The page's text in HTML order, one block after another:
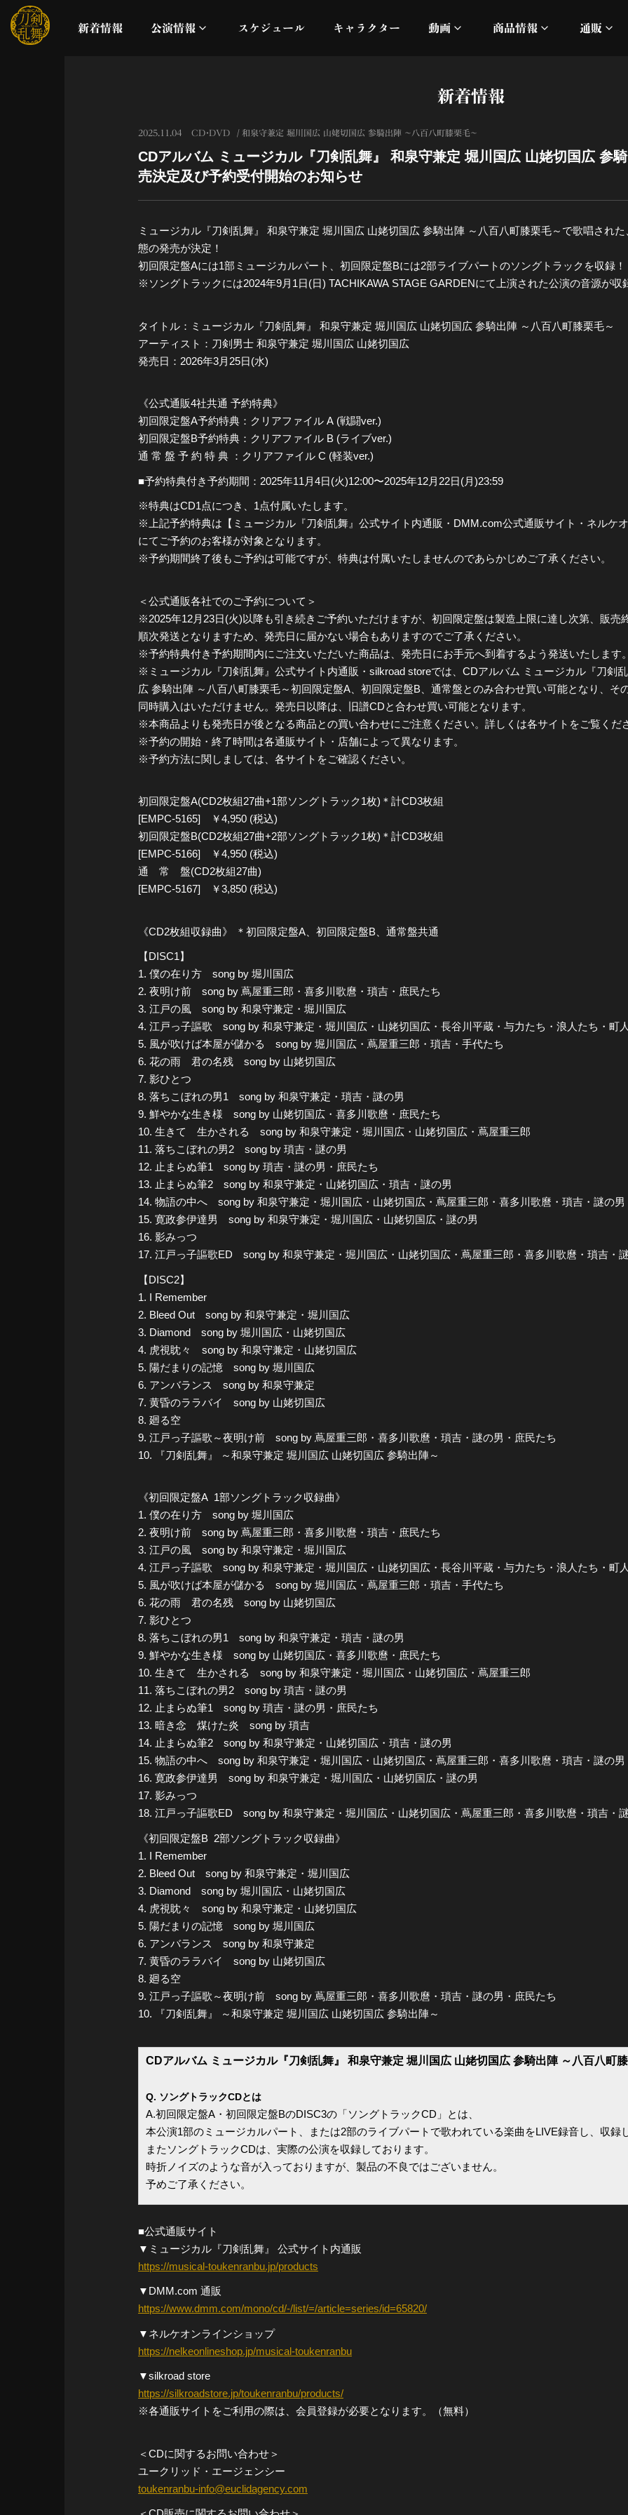
新着情報 公演情報
これまでの公演
ライブビューイング
公演に関するお知らせ
スケジュール キャラクター 動画
オフィシャルムービー
商品情報
加州清光 単騎出陣 極
通販
新着情報
2025.11.04 CD・DVD 和泉守兼定 堀川国広 山姥切国広 参騎出陣 ～八百八町膝栗毛～
CDアルバム ミュージカル『刀剣乱舞』 和泉守兼定 堀川国広 山姥切国広 参
売決定及び予約受付開始のお知らせ
ミュージカル『刀剣乱舞』 和泉守兼定 堀川国広 山姥切国広 参騎出陣 ～八百八町膝栗毛～で歌唱され
態の発売が決定！
初回限定盤Aには1部ミュージカルパート、初回限定盤Bには2部ライブパートのソングトラックを収録！
※ソングトラックには2024年9月1日(日) TACHIKAWA STAGE GARDENにて上演された公演の音源が収
タイトル：ミュージカル『刀剣乱舞』 和泉守兼定 堀川国広 山姥切国広 参騎出陣 ～八百八町膝栗毛～
アーティスト：刀剣男士 和泉守兼定 堀川国広 山姥切国広
発売日：2026年3月25日(水)
《公式通販4社共通 予約特典》
初回限定盤A予約特典：クリアファイル A (戦闘ver.)
初回限定盤B予約特典：クリアファイル B (ライブver.)
通 常 盤 予 約 特 典 ：クリアファイル C (軽装ver.)
■予約特典付き予約期間：2025年11月4日(火)12:00〜2025年12月22日(月)23:59
※特典はCD1点につき、1点付属いたします。
※上記予約特典は【ミュージカル『刀剣乱舞』公式サイト内通販・DMM.com公式通販サイト・ネルケ
にてご予約のお客様が対象となります。
※予約期間終了後もご予約は可能ですが、特典は付属いたしませんのであらかじめご了承ください。
＜公式通販各社でのご予約について＞
※2025年12月23日(火)以降も引き続きご予約いただけますが、初回限定盤は製造上限に達し次第、販売
順次発送となりますため、発売日に届かない場合もありますのでご了承ください。
※予約特典付き予約期間内にご注文いただいた商品は、発売日にお手元へ到着するよう発送いたします
※ミュージカル『刀剣乱舞』公式サイト内通販・silkroad storeでは、CDアルバム ミュージカル『刀剣
広 参騎出陣 ～八百八町膝栗毛～初回限定盤A、初回限定盤B、通常盤とのみ合わせ買い可能となり、そ
同時購入はいただけません。発売日以降は、旧譜CDと合わせ買い可能となります。
※本商品よりも発売日が後となる商品との買い合わせにご注意ください。詳しくは各サイトをご覧くだ
※予約の開始・終了時間は各通販サイト・店舗によって異なります。
※予約方法に関しましては、各サイトをご確認ください。
初回限定盤A(CD2枚組27曲+1部ソングトラック1枚)＊計CD3枚組
[EMPC-5165] ￥4,950 (税込)
初回限定盤B(CD2枚組27曲+2部ソングトラック1枚)＊計CD3枚組
[EMPC-5166] ￥4,950 (税込)
通 常 盤(CD2枚組27曲)
[EMPC-5167] ￥3,850 (税込)
《CD2枚組収録曲》 ＊初回限定盤A、初回限定盤B、通常盤共通
【DISC1】
1. 僕の在り方 song by 堀川国広
2. 夜明け前 song by 蔦屋重三郎・喜多川歌麿・瑣吉・庶民たち
3. 江戸の風 song by 和泉守兼定・堀川国広
4. 江戸っ子謳歌 song by 和泉守兼定・堀川国広・山姥切国広・長谷川平蔵・与力たち・浪人たち・町
5. 風が吹けば本屋が儲かる song by 堀川国広・蔦屋重三郎・瑣吉・手代たち
6. 花の雨 君の名残 song by 山姥切国広
7. 影ひとつ
8. 落ちこぼれの男1 song by 和泉守兼定・瑣吉・謎の男
9. 鮮やかな生き様 song by 山姥切国広・喜多川歌麿・庶民たち
10. 生きて 生かされる song by 和泉守兼定・堀川国広・山姥切国広・蔦屋重三郎
11. 落ちこぼれの男2 song by 瑣吉・謎の男
12. 止まらぬ筆1 song by 瑣吉・謎の男・庶民たち
13. 止まらぬ筆2 song by 和泉守兼定・山姥切国広・瑣吉・謎の男
14. 物語の中へ song by 和泉守兼定・堀川国広・山姥切国広・蔦屋重三郎・喜多川歌麿・瑣吉・謎の男
15. 寛政参伊達男 song by 和泉守兼定・堀川国広・山姥切国広・謎の男
16. 影みっつ
17. 江戸っ子謳歌ED song by 和泉守兼定・堀川国広・山姥切国広・蔦屋重三郎・喜多川歌麿・瑣吉・
【DISC2】
1. I Remember
2. Bleed Out song by 和泉守兼定・堀川国広
3. Diamond song by 堀川国広・山姥切国広
4. 虎視眈々 song by 和泉守兼定・山姥切国広
5. 陽だまりの記憶 song by 堀川国広
6. アンバランス song by 和泉守兼定
7. 黄昏のララバイ song by 山姥切国広
8. 廻る空
9. 江戸っ子謳歌～夜明け前 song by 蔦屋重三郎・喜多川歌麿・瑣吉・謎の男・庶民たち
10. 『刀剣乱舞』 ～和泉守兼定 堀川国広 山姥切国広 参騎出陣～
《初回限定盤A 1部ソングトラック収録曲》
1. 僕の在り方 song by 堀川国広
2. 夜明け前 song by 蔦屋重三郎・喜多川歌麿・瑣吉・庶民たち
3. 江戸の風 song by 和泉守兼定・堀川国広
4. 江戸っ子謳歌 song by 和泉守兼定・堀川国広・山姥切国広・長谷川平蔵・与力たち・浪人たち・町
5. 風が吹けば本屋が儲かる song by 堀川国広・蔦屋重三郎・瑣吉・手代たち
6. 花の雨 君の名残 song by 山姥切国広
7. 影ひとつ
8. 落ちこぼれの男1 song by 和泉守兼定・瑣吉・謎の男
9. 鮮やかな生き様 song by 山姥切国広・喜多川歌麿・庶民たち
10. 生きて 生かされる song by 和泉守兼定・堀川国広・山姥切国広・蔦屋重三郎
11. 落ちこぼれの男2 song by 瑣吉・謎の男
12. 止まらぬ筆1 song by 瑣吉・謎の男・庶民たち
13. 暗き念 煤けた炎 song by 瑣吉
14. 止まらぬ筆2 song by 和泉守兼定・山姥切国広・瑣吉・謎の男
15. 物語の中へ song by 和泉守兼定・堀川国広・山姥切国広・蔦屋重三郎・喜多川歌麿・瑣吉・謎の男
16. 寛政参伊達男 song by 和泉守兼定・堀川国広・山姥切国広・謎の男
17. 影みっつ
18. 江戸っ子謳歌ED song by 和泉守兼定・堀川国広・山姥切国広・蔦屋重三郎・喜多川歌麿・瑣吉・
《初回限定盤B 2部ソングトラック収録曲》
1. I Remember
2. Bleed Out song by 和泉守兼定・堀川国広
3. Diamond song by 堀川国広・山姥切国広
4. 虎視眈々 song by 和泉守兼定・山姥切国広
5. 陽だまりの記憶 song by 堀川国広
6. アンバランス song by 和泉守兼定
7. 黄昏のララバイ song by 山姥切国広
8. 廻る空
9. 江戸っ子謳歌～夜明け前 song by 蔦屋重三郎・喜多川歌麿・瑣吉・謎の男・庶民たち
10. 『刀剣乱舞』 ～和泉守兼定 堀川国広 山姥切国広 参騎出陣～
CDアルバム ミュージカル『刀剣乱舞』 和泉守兼定 堀川国広 山姥切国広 参騎出陣 ～八百八町
Q. ソングトラックCDとは
A.初回限定盤A・初回限定盤BのDISC3の「ソングトラックCD」とは、
本公演1部のミュージカルパート、または2部のライブパートで歌われている楽曲をLIVE録音し、収録
またソングトラックCDは、実際の公演を収録しております。
時折ノイズのような音が入っておりますが、製品の不良ではございません。
予めご了承ください。
■公式通販サイト
▼ミュージカル『刀剣乱舞』 公式サイト内通販
https://musical-toukenranbu.jp/products
▼DMM.com 通販
https://www.dmm.com/mono/cd/-/list/=/article=series/id=65820/
▼ネルケオンラインショップ
https://nelkeonlineshop.jp/musical-toukenranbu
▼silkroad store
https://silkroadstore.jp/toukenranbu/products/
※各通販サイトをご利用の際は、会員登録が必要となります。（無料）
＜CDに関するお問い合わせ＞
ユークリッド・エージェンシー
toukenranbu-info@euclidagency.com